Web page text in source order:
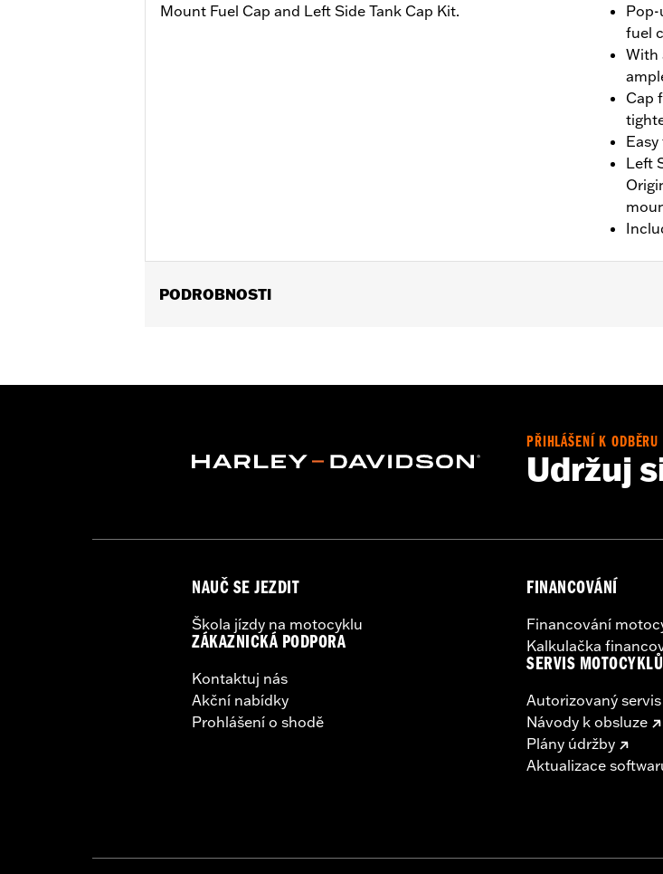
Mount Fuel Cap and Left Side Tank Cap Kit.
fuel
With
Cap
Left
PODROBNOSTI
Sold In Units:Each
PŘIHLÁŠENÍ K ODBĚRU
Udržuj
NAUČ SE JEZDIT
Škola jízdy na motocyklu
ZÁKAZNICKÁ PODPORA
Kontaktuj nás
Akční nabídky
Prohlášení o shodě
FINANCOVÁNÍ
Financování
Kalkulačka
SERVIS MOTOCYKLŮ
Autorizovaný servis
Návody k obsluze
Plány údržby
Aktualizace